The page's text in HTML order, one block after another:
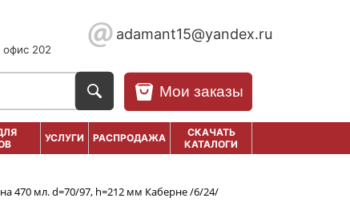
офис 202
adamant15@yandex.ru
Мои заказы
УСЛУГИ РАСПРОДАЖА
СКАЧАТЬ
КАТАЛОГИ
470 мл. d=70/97, h=212 мм Каберне /6/24/